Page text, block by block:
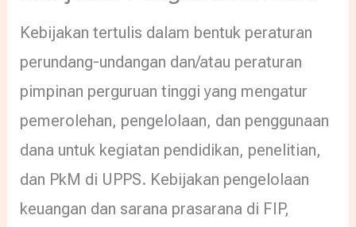
Kebijakan tertulis dalam bentuk peraturan
perundang-undangan dan/atau peraturan
pimpinan perguruan tinggi yang mengatur
pemerolehan, pengelolaan, dan penggunaan
dana untuk kegiatan pendidikan, penelitian,
dan PkM di UPPS. Kebijakan pengelolaan
keuangan dan sarana prasarana di FIP,